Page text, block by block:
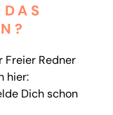
Freier Redner
hier:
Dich schon